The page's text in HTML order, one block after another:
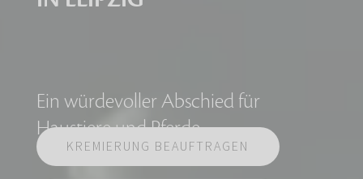
Ein würdevoller Abschied für
Haustiere und Pferde
KREMIERUNG BEAUFTRAGEN